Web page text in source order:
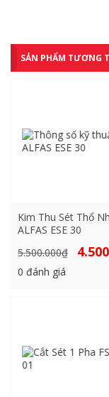
SẢN PHẨM TƯƠNG
Kim Thu Sét Thổ
ALFAS ESE 30
5.500.000₫
Giá
gốc
0 đánh giá